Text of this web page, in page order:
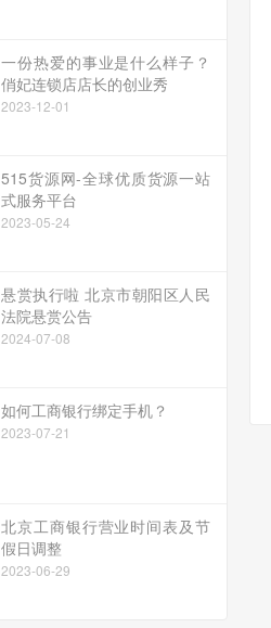
一份热爱的事业是什么样子？
俏妃连锁店店长的创业秀
2023-12-01
515货源网-全球优质货源一站
式服务平台
2023-05-24
悬赏执行啦 北京市朝阳区人民
法院悬赏公告
2024-07-08
如何工商银行绑定手机？
2023-07-21
北京工商银行营业时间表及节
假日调整
2023-06-29